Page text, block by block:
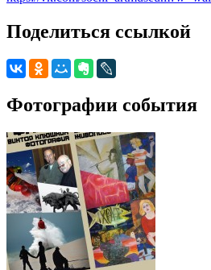
Поделиться ссылкой
Фотографии события